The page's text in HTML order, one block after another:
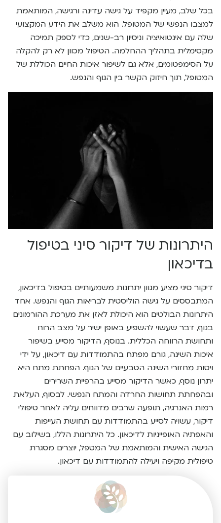
בכל שלב, מעיין מקפיד על גישה עדינה ורגישה, המותאמת
למצבו הנפשי של המטופל. הוא משלב את הידע המקצועי
שלה עם אינטואיציה וניסיון רב-שנים, כדי לספק תמיכה
מקסימלית בתהליך ההחלמה. הטיפול מכוון לא רק להקלה
על הסימפטומים, אלא גם לשיפור איכות החיים הכוללת של
המטופל, תוך חיזוק הקשר בין הגוף והנפש.
היתרונות של דיקור סיני בטיפול
בדיכאון
דיקור סיני מציע מגוון יתרונות משמעותיים בטיפול בדיכאון,
המתבססים על גישה הוליסטית לבריאות הגוף והנפש. אחד
היתרונות הבולטים הוא היכולת לאזן את מערכת ההורמונים
בגוף, דבר שעשוי להשפיע באופן ישיר על מצב הרוח
ותחושת הרווחה הכללית. בנוסף, הדיקור מסייע בשיפור
איכות השינה, גורם מפתח בהתמודדות עם דיכאון, על ידי
ויסות מחזורי השינה הטבעיים של הגוף. הפחתת מתח היא
יתרון נוסף, כאשר הדיקור מסייע בהרפיית השרירים
ובהפחתת תחושות החרדה והמתח הנפשי. לבסוף, העלאת
רמות האנרגיה, תופעה שרבים מדווחים עליה לאחר טיפולי
דיקור, עשויה לסייע בהתמודדות עם תחושת העייפות
והאפתיה האופייניות לדיכאון. כל היתרונות הללו, בשילוב עם
הגישה האישית והמותאמת של המטפל, יוצרים מסגרת
טיפולית מקיפה ויעילה להתמודדות עם דיכאון.